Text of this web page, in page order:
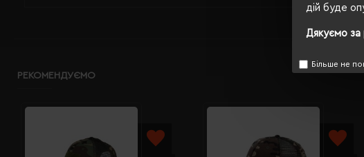
дій буде
Дякуємо за
Більше не
РЕКОМЕНДУЄМО